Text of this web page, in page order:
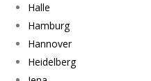
Halle
Hamburg
Hannover
Heidelberg